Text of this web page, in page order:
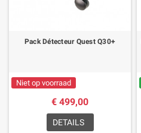
Pack Détecteur Quest Q30+
Niet op voorraad
€ 499,00
DETAILS